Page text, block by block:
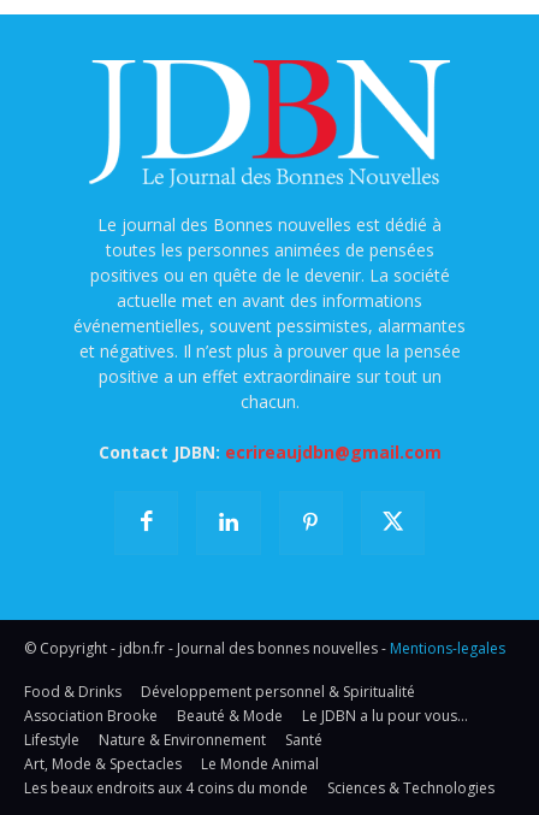
Le journal des Bonnes nouvelles est dédié à
toutes les personnes animées de pensées
positives ou en quête de le devenir. La société
actuelle met en avant des informations
événementielles, souvent pessimistes, alarmantes
et négatives. Il n’est plus à prouver que la pensée
positive a un effet extraordinaire sur tout un
chacun.
Contact JDBN: ecrireaujdbn@gmail.com
© Copyright - jdbn.fr - Journal des bonnes nouvelles - Mentions-legales
Food & Drinks
Développement personnel & Spiritualité
Association Brooke
Beauté & Mode
Le JDBN a lu pour vous…
Lifestyle
Nature & Environnement
Santé
Art, Mode & Spectacles
Le Monde Animal
Les beaux endroits aux 4 coins du monde
Sciences & Technologies